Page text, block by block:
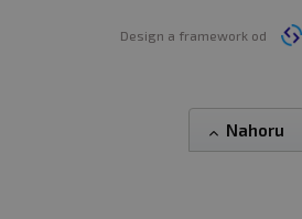
Design a framework od
Nahoru